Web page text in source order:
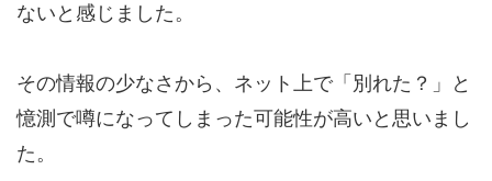
ないと感じました。
その情報の少なさから、ネット上で「別れた？」と
憶測で噂になってしまった可能性が高いと思いまし
た。